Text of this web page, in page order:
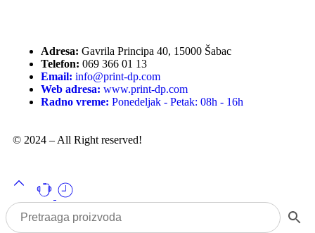
Adresa: Gavrila Principa 40, 15000 Šabac
Telefon: 069 366 01 13
Email: info@print-dp.com
Web adresa: www.print-dp.com
Radno vreme: Ponedeljak - Petak: 08h - 16h
© 2024 – All Right reserved!